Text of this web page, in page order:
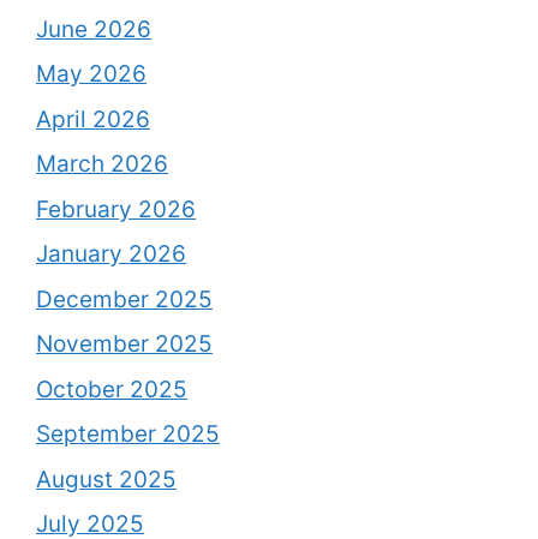
June 2026
May 2026
April 2026
March 2026
February 2026
January 2026
December 2025
November 2025
October 2025
September 2025
August 2025
July 2025